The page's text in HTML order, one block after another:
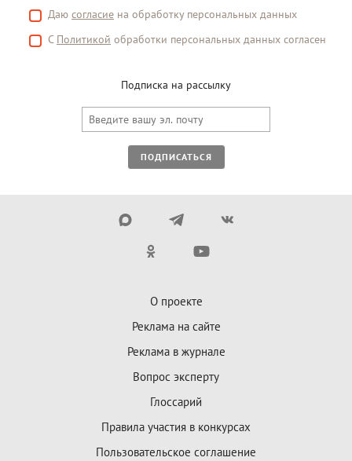
Даю согласие на обработку персональных данных
С Политикой обработки персональных данных согласен
Подписка на рассылку
ПОДПИСАТЬСЯ
О проекте
Реклама на сайте
Реклама в журнале
Вопрос эксперту
Глоссарий
Правила участия в конкурсах
Пользовательское соглашение